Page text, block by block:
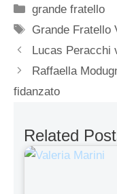
Categorie
grande fratello
Tag
Grande Fratello
Lucas Peracchi
Raffaella
fidanzato
Related